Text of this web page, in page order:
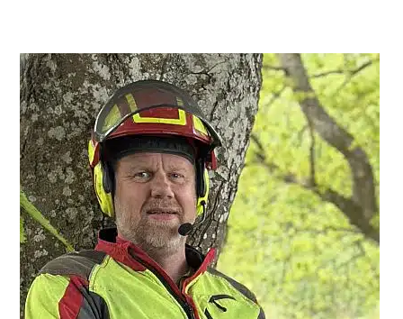
Primær
Sidebar